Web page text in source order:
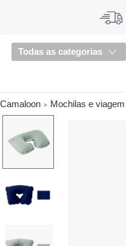
Todas as categorias
Camaloon Mochilas e viagem